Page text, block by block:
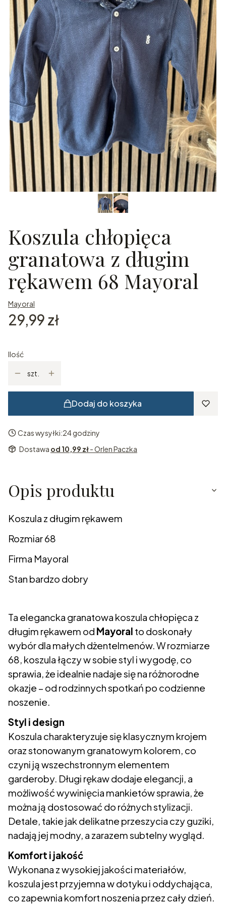
Koszula chłopięca
granatowa z długim
rękawem 68 Mayoral
Mayoral
Cena
29,99 zł
Ilość
szt.
Dodaj do koszyka
Czas wysyłki:24 godziny
Dostawa od 10,99 zł- Orlen Paczka
Opis produktu
Koszula z długim rękawem
Rozmiar 68
Firma Mayoral
Stan bardzo dobry
Ta elegancka granatowa koszula chłopięca z
długim rękawem od Mayoral to doskonały
wybór dla małych dżentelmenów. W rozmiarze
68, koszula łączy w sobie styl i wygodę, co
sprawia, że idealnie nadaje się na różnorodne
okazje – od rodzinnych spotkań po codzienne
noszenie.
Styl i design
Koszula charakteryzuje się klasycznym krojem
oraz stonowanym granatowym kolorem, co
czyni ją wszechstronnym elementem
garderoby. Długi rękaw dodaje elegancji, a
możliwość wywinięcia mankietów sprawia, że
można ją dostosować do różnych stylizacji.
Detale, takie jak delikatne przeszycia czy guziki,
nadają jej modny, a zarazem subtelny wygląd.
Komfort i jakość
Wykonana z wysokiej jakości materiałów,
koszula jest przyjemna w dotyku i oddychająca,
co zapewnia komfort noszenia przez cały dzień.